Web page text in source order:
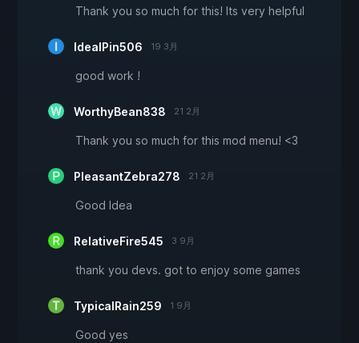
Thank you so much for this! Its very helpful
IdealPin506 19 3月
good work !
WorthyBean838 21 2月
Thank you so much for this mod menu! <3
PleasantZebra278 21 2月
Good Idea
RelativeFire545 3 9月
thank you devs. got to enjoy some games
TypicalRain259 1 9月
Good yes